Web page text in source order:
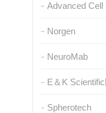
Advanced Cell
Norgen
NeuroMab
Spherotech